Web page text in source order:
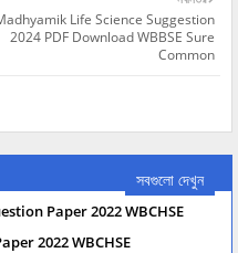
Life Science Suggestion
2024 PDF Download WBBSE Sure
Common
সবগুলো দেখুন
Paper 2022 WBCHSE
2022 WBCHSE